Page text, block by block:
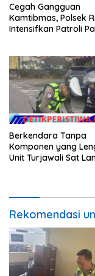
Cegah Gangguan
Kamtibmas, Polsek
Intensifkan Patroli
Berkendara Tanpa
Komponen yang
Unit Turjawali Sat
Rekomendasi